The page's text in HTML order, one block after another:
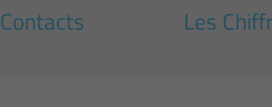
Contacts Les